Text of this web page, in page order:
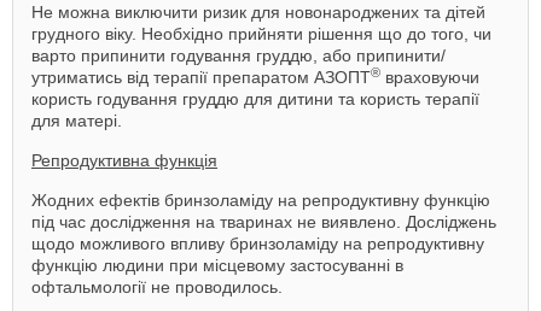
Не можна виключити ризик для новонароджених та дітей
грудного віку. Необхідно прийняти рішення що до того, чи
варто припинити годування груддю, або припинити/
утриматись від терапії препаратом АЗОПТ® враховуючи
користь годування груддю для дитини та користь терапії
для матері.
Репродуктивна функція
Жодних ефектів бринзоламіду на репродуктивну функцію
під час дослідження на тваринах не виявлено. Досліджень
щодо можливого впливу бринзоламіду на репродуктивну
функцію людини при місцевому застосуванні в
офтальмології не проводилось.